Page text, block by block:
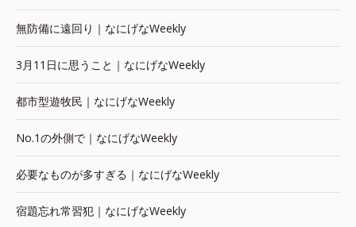
無防備に遠回り｜なにげなWeekly
3月11日に思うこと｜なにげなWeekly
都市型遊牧民｜なにげなWeekly
No.1の外側で｜なにげなWeekly
必要なものが多すぎる｜なにげなWeekly
宿題忘れ常習犯｜なにげなWeekly